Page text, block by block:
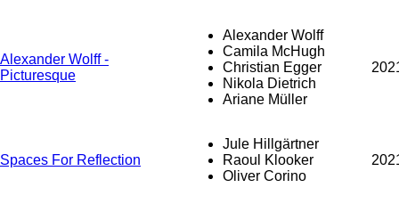
Alexander Wolff -
Picturesque
Alexander Wolff
Camila McHugh
Christian Egger
Nikola Dietrich
Ariane Müller
Spaces For Reflection
Jule Hillgärtner
Raoul Klooker
Oliver Corino